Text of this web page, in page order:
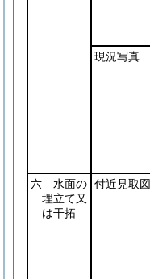
現況写真
六 水面の
埋立て又
は干拓
付近見取図